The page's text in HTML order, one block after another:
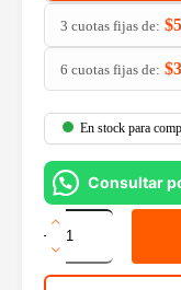
3 cuotas fijas de: $
6 cuotas fijas de: $
En stock para
Consultar
Combo
AMD
Ryzen
5